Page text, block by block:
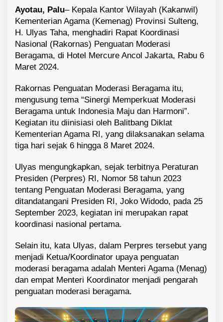
Ayotau, Palu– Kepala Kantor Wilayah (Kakanwil)
Kementerian Agama (Kemenag) Provinsi Sulteng,
H. Ulyas Taha, menghadiri Rapat Koordinasi
Nasional (Rakornas) Penguatan Moderasi
Beragama, di Hotel Mercure Ancol Jakarta, Rabu 6
Maret 2024.
Rakornas Penguatan Moderasi Beragama itu,
mengusung tema “Sinergi Memperkuat Moderasi
Beragama untuk Indonesia Maju dan Harmoni”.
Kegiatan itu diinisiasi oleh Balitbang Diklat
Kementerian Agama RI, yang dilaksanakan selama
tiga hari sejak 6 hingga 8 Maret 2024.
Ulyas mengungkapkan, sejak terbitnya Peraturan
Presiden (Perpres) RI, Nomor 58 tahun 2023
tentang Penguatan Moderasi Beragama, yang
ditandatangani Presiden RI, Joko Widodo, pada 25
September 2023, kegiatan ini merupakan rapat
koordinasi nasional pertama.
Selain itu, kata Ulyas, dalam Perpres tersebut yang
menjadi Ketua/Koordinator upaya penguatan
moderasi beragama adalah Menteri Agama (Menag)
dan empat Menteri Koordinator menjadi pengarah
penguatan moderasi beragama.